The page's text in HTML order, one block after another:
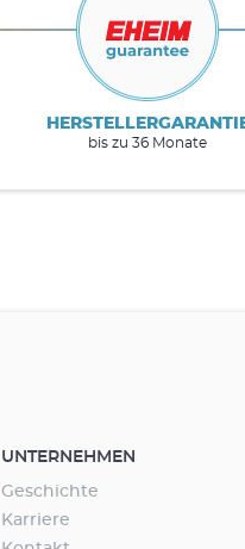
bis zu 36 Monate
UNTERNEHMEN
Geschichte
Karriere